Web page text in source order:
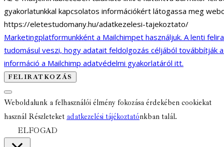
gyakorlatunkkal kapcsolatos információkért látogassa meg
https://eletestudomany.hu/adatkezelesi-tajekoztato/
Marketingplatformunkként a Mailchimpet használjuk. A lenti
tudomásul veszi, hogy adatait feldolgozás céljából továbbítják
információ a Mailchimp adatvédelmi gyakorlatáról itt.
Weboldalunk a felhasználói élmény fokozása érdekében cookiekat
használ Részleteket adatkezelési tájékoztatónkban talál.
ELFOGAD